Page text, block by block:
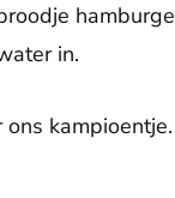
in.
kampioentje.